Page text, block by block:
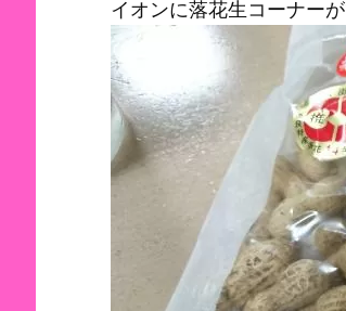
イオンに落花生コーナー